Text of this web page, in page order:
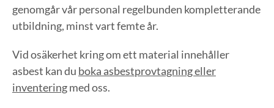
genomgår vår personal regelbunden kompletterande
utbildning, minst vart femte år.
Vid osäkerhet kring om ett material innehåller
asbest kan du boka asbestprovtagning eller
inventeringmed oss.